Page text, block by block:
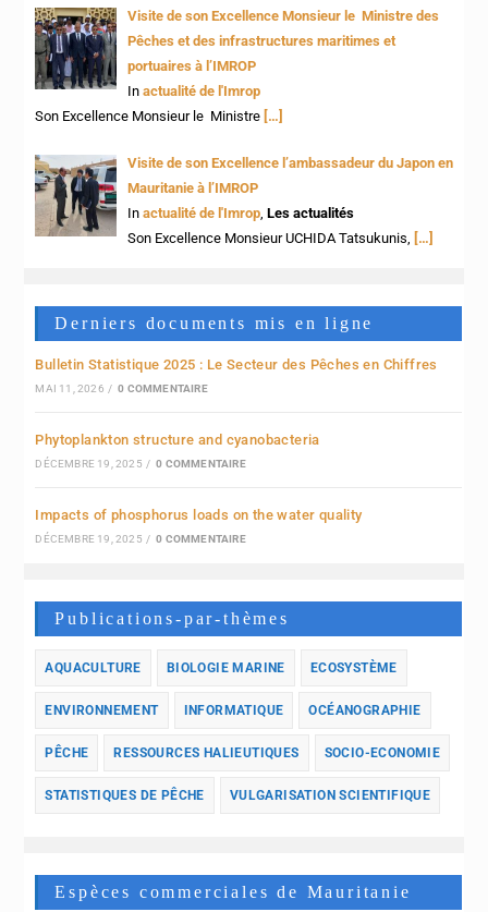
Visite de son Excellence Monsieur le Ministre des
Pêches et des infrastructures maritimes et
portuaires à l’IMROP
Inactualité de l'Imrop
Son Excellence Monsieur le Ministre […]
Visite de son Excellence l’ambassadeur du Japon en
Mauritanie à l’IMROP
Inactualité de l'Imrop ,Les actualités
Son Excellence Monsieur UCHIDA Tatsukunis, […]
Derniers documents mis en ligne
Bulletin Statistique 2025 : Le Secteur des Pêches en Chiffres
MAI 11, 2026 / 0 COMMENTAIRE
Phytoplankton structure and cyanobacteria
DÉCEMBRE 19, 2025 / 0 COMMENTAIRE
Impacts of phosphorus loads on the water quality
DÉCEMBRE 19, 2025 / 0 COMMENTAIRE
Publications-par-thèmes
AQUACULTURE BIOLOGIE MARINE ECOSYSTÈME
ENVIRONNEMENT INFORMATIQUE OCÉANOGRAPHIE
PÊCHE RESSOURCES HALIEUTIQUES SOCIO-ECONOMIE
STATISTIQUES DE PÊCHE VULGARISATION SCIENTIFIQUE
Espèces commerciales de Mauritanie